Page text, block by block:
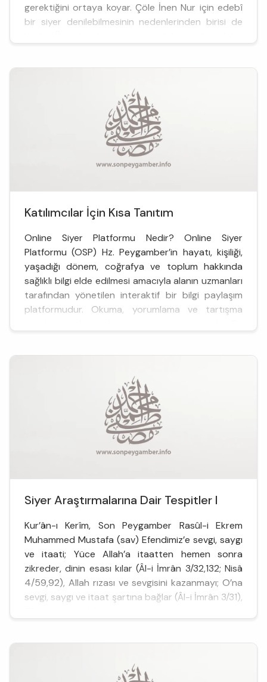
gerektiğini ortaya koyar. Çöle İnen Nur için edebî
bir siyer denilebilmesinin nedenlerinden birisi de
ederken edep içinde, üslubunu kurguya kurban
Katılımcılar İçin Kısa Tanıtım
Online Siyer Platformu Nedir? Online Siyer
Platformu (OSP) Hz. Peygamber’in hayatı, kişiliği,
yaşadığı dönem, coğrafya ve toplum hakkında
sağlıklı bilgi elde edilmesi amacıyla alanın uzmanları
tarafından yönetilen interaktif bir bilgi paylaşım
platformudur. Okuma, yorumlama ve tartışma
Siyer Araştırmalarına Dair Tespitler I
Kur’ân-ı Kerîm, Son Peygamber Rasûl-i Ekrem
Muhammed Mustafa (sav) Efendimiz’e sevgi, saygı
ve itaati; Yüce Allah’a itaatten hemen sonra
zikreder, dinin esası kılar (Âl-i İmrân 3/32,132; Nisâ
4/59,92), Allah rızası ve sevgisini kazanmayı; O’na
sevgi, saygı ve itaat şartına bağlar (Âl-i İmrân 3/31),